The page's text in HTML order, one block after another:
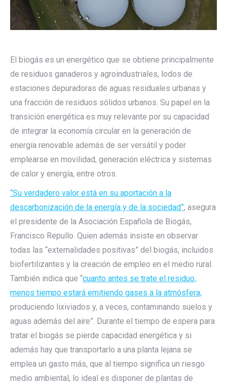
El biogás es un energético que se obtiene principalmente
de residuos ganaderos y agroindustriales, lodos de
estaciones depuradoras de aguas residuales urbanas y
una fracción de residuos sólidos urbanos. Su papel en la
transición energética es muy relevante por su capacidad
de integrar la economía circular en la generación de
energía renovable además de ser versátil y poder
emplearse en movilidad, generación eléctrica y sistemas
de calor y energía, entre otros.
“Su verdadero valor está en su aportación a la
descarbonización de la energía y de la sociedad”, asegura
el presidente de la Asociación Española de Biogás,
Francisco Repullo. Quien además insiste en observar
todas las “externalidades positivas” del biogás, incluidos
biofertilizantes y la creación de empleo en el medio rural.
También indica que “cuanto antes se trate el residuo,
menos tiempo estará emitiendo gases a la atmósfera,
produciendo lixiviados y, a veces, contaminando suelos y
aguas además del aire”. Durante el tiempo de espera para
tratar el biogás se pierde capacidad energética y si
además hay que transportarlo a una planta lejana se
emplea un gasto más, que al tiempo significa un riesgo
medio ambiental, lo ideal es disponer de plantas de